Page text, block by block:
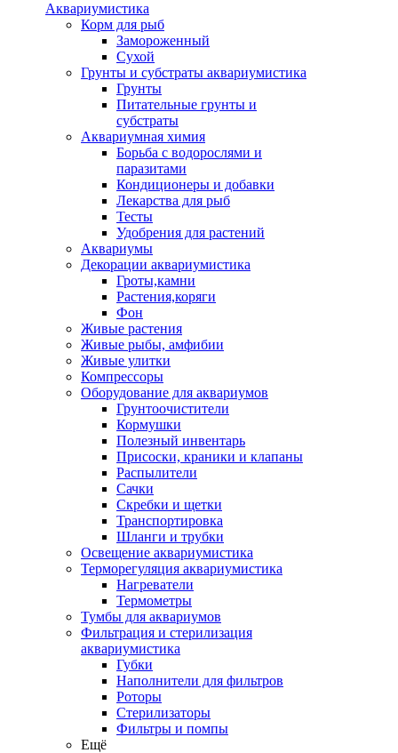
Аквариумистика
Корм для рыб
Замороженный
Сухой
Грунты и субстраты аквариумистика
Грунты
Питательные грунты и
субстраты
Аквариумная химия
Борьба с водорослями и
паразитами
Кондиционеры и добавки
Лекарства для рыб
Тесты
Удобрения для растений
Аквариумы
Декорации аквариумистика
Гроты,камни
Растения,коряги
Фон
Живые растения
Живые рыбы, амфибии
Живые улитки
Компрессоры
Оборудование для аквариумов
Грунтоочистители
Кормушки
Полезный инвентарь
Присоски, краники и клапаны
Распылители
Сачки
Скребки и щетки
Транспортировка
Шланги и трубки
Освещение аквариумистика
Терморегуляция аквариумистика
Нагреватели
Термометры
Тумбы для аквариумов
Фильтрация и стерилизация
аквариумистика
Губки
Наполнители для фильтров
Роторы
Стерилизаторы
Фильтры и помпы
Ещё